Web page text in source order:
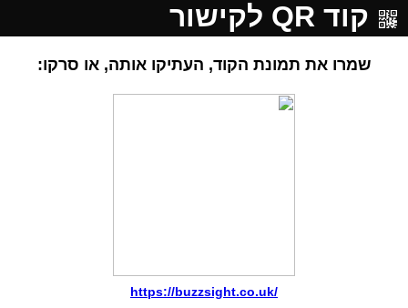
קוד QR לקישור
שמרו את תמונת הקוד, העתיקו אותה, או סרקו:
https://buzzsight.co.uk/